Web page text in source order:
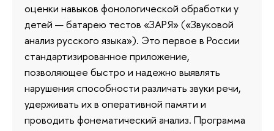
оценки навыков фонологической обработки у
детей — батарею тестов «ЗАРЯ» («Звуковой
анализ русского языка»). Это первое в России
стандартизированное приложение,
позволяющее быстро и надежно выявлять
нарушения способности различать звуки речи,
удерживать их в оперативной памяти и
проводить фонематический анализ. Программа